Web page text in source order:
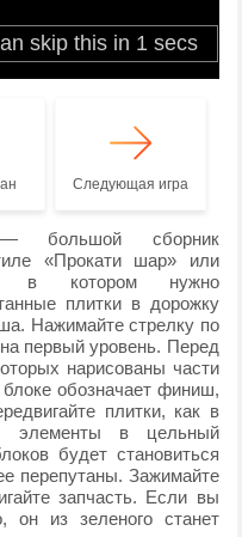
Следующая игра
большой сборник
«Прокати шар» или
в котором нужно
плитки в дорожку
Нажимайте стрелку по
первый уровень. Перед
нарисованы части
обозначает финиш,
плитки, как в
элементы в цельный
будет становиться
перепутаны. Зажимайте
запчасть. Если вы
он из зеленого станет